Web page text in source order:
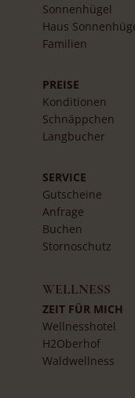
Sonnenhügel
Haus
Familien
PREISE
Konditionen
Schnäppchen
Langbucher
SERVICE
Gutscheine
Anfrage
Buchen
Stornoschutz
WELLNESS
ZEIT FÜR MICH
Wellnesshotel
H2Oberhof
Waldwellness